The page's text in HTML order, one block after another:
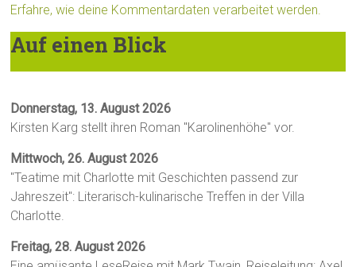
Erfahre, wie deine Kommentardaten verarbeitet werden.
Auf einen Blick
Donnerstag, 13. August 2026
Kirsten Karg stellt ihren Roman "Karolinenhöhe" vor.
Mittwoch, 26. August 2026
"Teatime mit Charlotte mit Geschichten passend zur
Jahreszeit": Literarisch-kulinarische Treffen in der Villa
Charlotte.
Freitag, 28. August 2026